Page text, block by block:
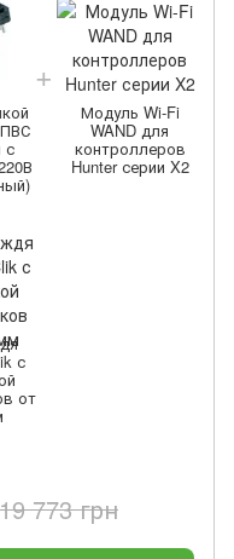
с
Модуль Wi-Fi
WAND для
контроллеров
Hunter серии X2
с
от
19 773 грн